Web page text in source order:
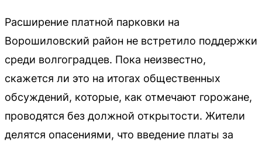
Расширение платной парковки на
Ворошиловский район не встретило поддержки
среди волгоградцев. Пока неизвестно,
скажется ли это на итогах общественных
обсуждений, которые, как отмечают горожане,
проводятся без должной открытости. Жители
делятся опасениями, что введение платы за